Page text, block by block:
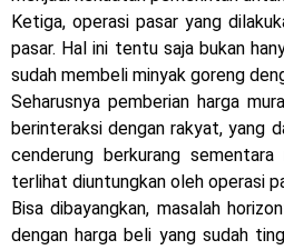
Ketiga, operasi pasar yang
pasar. Hal ini tentu saja bukan
sudah membeli minyak goreng
Seharusnya pemberian harga
berinteraksi dengan rakyat, yang
cenderung berkurang
terlihat diuntungkan oleh operasi
Bisa dibayangkan, masalah
dengan harga beli yang sudah